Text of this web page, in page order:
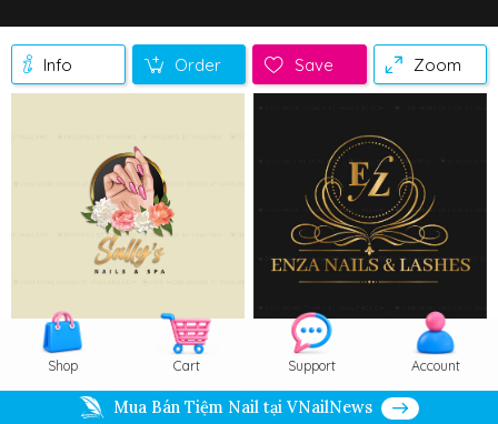
Info Order Save Zoom
Shop Cart Support Account
Mua Bán Tiệm Nail tại VNailNews